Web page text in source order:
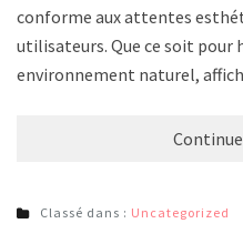
conforme aux attentes
utilisateurs. Que ce soit pour
environnement naturel,
Classé dans : Uncategorized